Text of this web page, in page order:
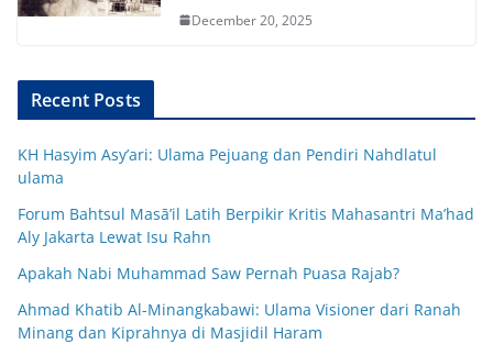
December 20, 2025
Recent Posts
KH Hasyim Asy’ari: Ulama Pejuang dan Pendiri Nahdlatul
ulama
Forum Bahtsul Masā’il Latih Berpikir Kritis Mahasantri Ma’had
Aly Jakarta Lewat Isu Rahn
Apakah Nabi Muhammad Saw Pernah Puasa Rajab?
Ahmad Khatib Al-Minangkabawi: Ulama Visioner dari Ranah
Minang dan Kiprahnya di Masjidil Haram